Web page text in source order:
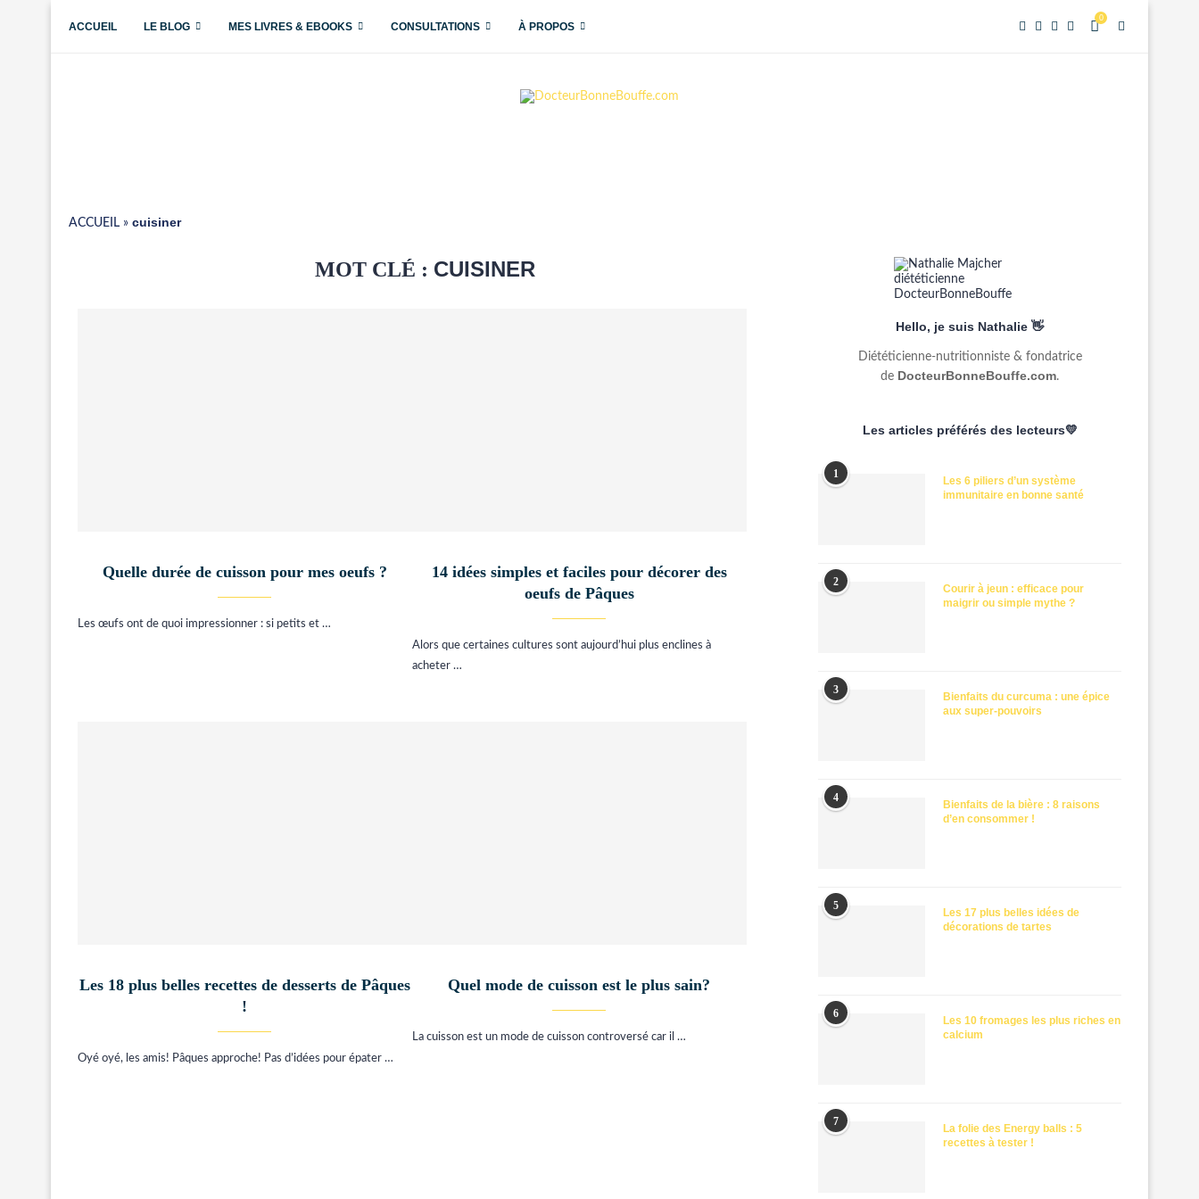
ACCUEIL LE BLOG MES LIVRES & EBOOKS CONSULTATIONS À PROPOS
0
ACCUEIL » cuisiner
MOT CLÉ : CUISINER
Quelle durée de cuisson pour mes oeufs ?
Les œufs ont de quoi impressionner : si petits et …
14 idées simples et faciles pour décorer des
oeufs de Pâques
Alors que certaines cultures sont aujourd’hui plus enclines à
acheter …
Les 18 plus belles recettes de desserts de Pâques
!
Oyé oyé, les amis! Pâques approche! Pas d’idées pour épater …
Quel mode de cuisson est le plus sain?
La cuisson est un mode de cuisson controversé car il …
Hello, je suis Nathalie 👋
Diététicienne-nutritionniste & fondatrice
de DocteurBonneBouffe.com.
Les articles préférés des lecteurs💛
1
Les 6 piliers d’un système
immunitaire en bonne santé
2
Courir à jeun : efficace pour
maigrir ou simple mythe ?
3
Bienfaits du curcuma : une épice
aux super-pouvoirs
4
Bienfaits de la bière : 8 raisons
d’en consommer !
5
Les 17 plus belles idées de
décorations de tartes
6
Les 10 fromages les plus riches en
calcium
7
La folie des Energy balls : 5
recettes à tester !